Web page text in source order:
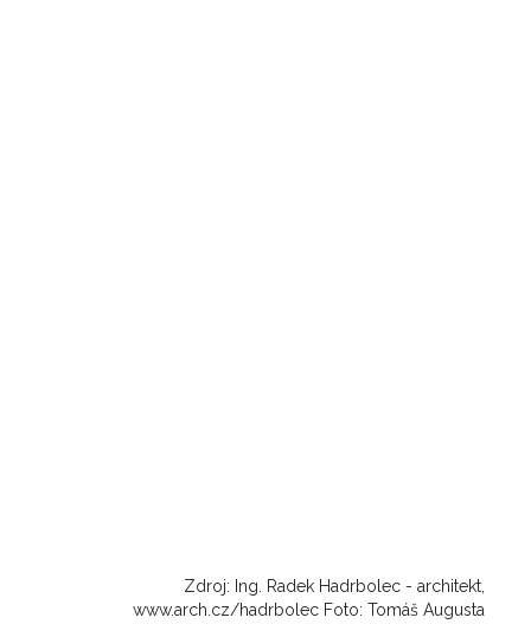
Zdroj: Ing. Radek Hadrbolec - architekt,
www.arch.cz/hadrbolec Foto: Tomáš Augusta